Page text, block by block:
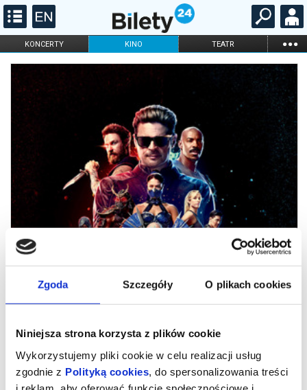
Zgoda Szczegóły O plikach cookies
Niniejsza strona korzysta z plików cookie
Wykorzystujemy pliki cookie w celu realizacji usług
zgodnie z Polityką cookies , do spersonalizowania treści
KONCERTY KINO TEATR ...
FILHARMONIA OPERA I BALET
DLA DZIECI